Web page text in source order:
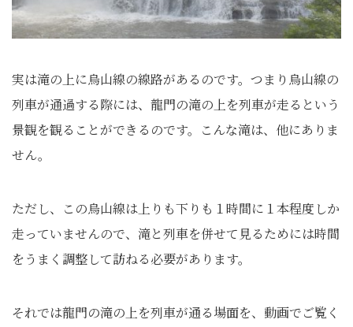
実は滝の上に烏山線の線路があるのです。つまり烏山線の
列車が通過する際には、龍門の滝の上を列車が走るという
景観を観ることができるのです。こんな滝は、他にありま
せん。
ただし、この烏山線は上りも下りも１時間に１本程度しか
走っていませんので、滝と列車を併せて見るためには時間
をうまく調整して訪ねる必要があります。
それでは龍門の滝の上を列車が通る場面を、動画でご覧く